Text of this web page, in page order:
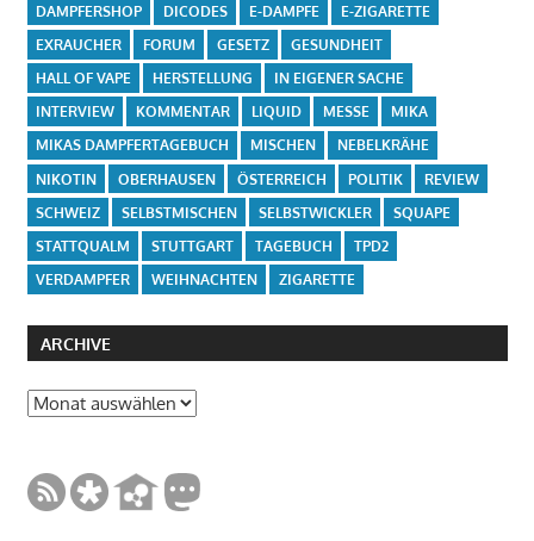
DAMPFERSHOP
DICODES E-DAMPFE
E-ZIGARETTE
EXRAUCHER
FORUM GESETZ
GESUNDHEIT
HALL OF VAPE
HERSTELLUNG
IN EIGENER SACHE
INTERVIEW
KOMMENTAR LIQUID MESSE
MIKA
MIKAS DAMPFERTAGEBUCH
MISCHEN
NEBELKRÄHE
NIKOTIN
OBERHAUSEN ÖSTERREICH POLITIK
REVIEW
SCHWEIZ
SELBSTMISCHEN SELBSTWICKLER
SQUAPE
STATTQUALM
STUTTGART TAGEBUCH
TPD2
VERDAMPFER
WEIHNACHTEN ZIGARETTE
ARCHIVE
Archive